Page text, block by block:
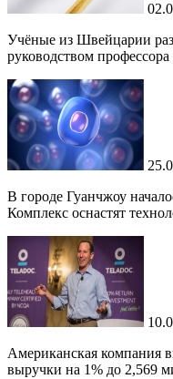
Учёные из Швейцарии
руководством
В городе Гуанчжоу
Комплекс оснастят
Американская компания
выручки на 1% до 2,569